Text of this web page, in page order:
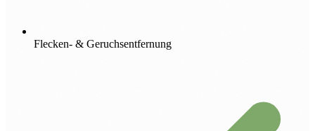
Flecken- & Geruchsentfernung